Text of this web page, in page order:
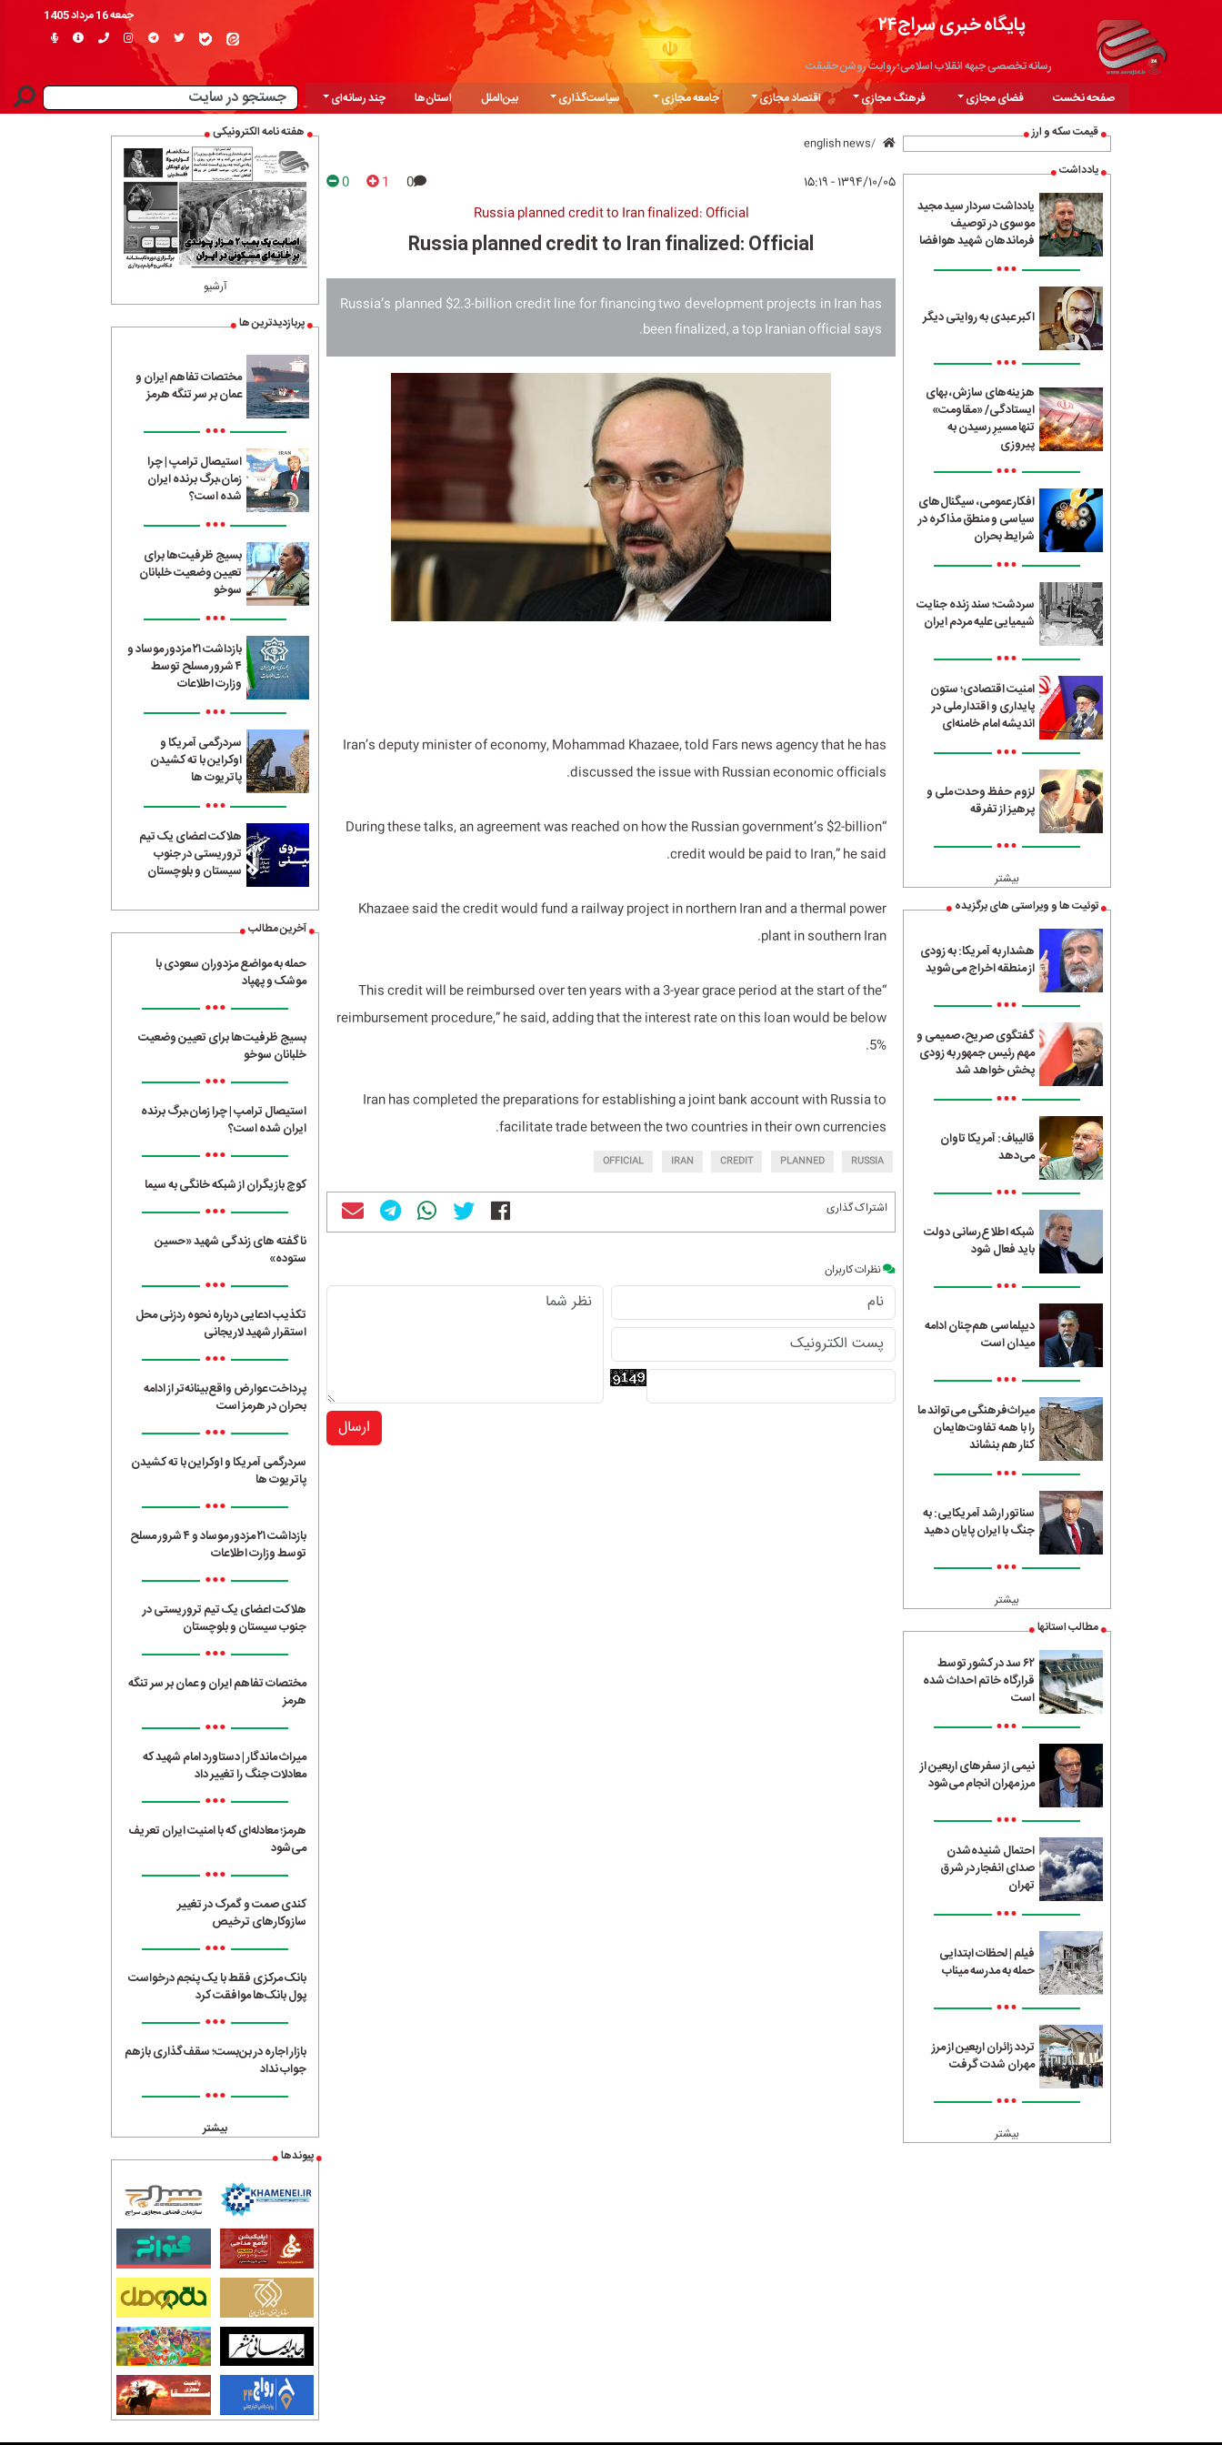
پایگاه خبری سراج۲۴
رسانه تخصصی جبهه انقلاب اسلامی؛ روایت روشن حقیقت
جمعه 16 مرداد 1405
صفحه نخست فضای مجازی فرهنگ مجازی اقتصاد مجازی جامعه مجازی سیاست‌گذاری بین‌الملل استان‌ها
چند رسانه‌ای
قیمت سکه و ارز
یادداشت
یادداشت سردار سید مجید
موسوی در توصیف
فرماندهان شهید هوافضا
•••
اکبر عبدی به روایتی دیگر
•••
هزینه‌های سازش، بهای
ایستادگی/ «مقاومت»
تنها مسیرِ رسیدن به
پیروزی
•••
افکار عمومی، سیگنال‌های
سیاسی و منطق مذاکره در
شرایط بحران
•••
سردشت؛ سند زنده جنایت
شیمیایی علیه مردم ایران
•••
امنیت اقتصادی؛ ستون
پایداری و اقتدار ملی در
اندیشه امام خامنه‌ای
•••
لزوم حفظ وحدت ملی و
پرهیز از تفرقه
•••
بیشتر
توئیت ها و ویراستی های برگزیده
هشدار به آمریکا: به زودی
از منطقه اخراج می‌شوید
•••
گفتگوی صریح، صمیمی و
مهم رئیس جمهور به زودی
پخش خواهد شد
•••
قالیباف: آمریکا تاوان
می‌دهد
•••
شبکه اطلاع‌رسانی دولت
باید فعال شود
•••
دیپلماسی هم‌چنان ادامه
میدان است
•••
میراث‌فرهنگی می‌تواند ما
را با همه تفاوت‌هایمان
کنار هم بنشاند
•••
سناتور ارشد آمریکایی: به
جنگ با ایران پایان دهید
•••
بیشتر
مطالب استانها
۶۲ سد در کشور توسط
قرارگاه خاتم احداث شده
است
•••
نیمی از سفرهای اربعین از
مرز مهران انجام می‌شود
•••
احتمال شنیده‌شدن
صدای انفجار در شرق
تهران
•••
فیلم | لحظات ابتدایی
حمله به مدرسه میناب
•••
تردد زائران اربعین از مرز
مهران شدت گرفت
•••
بیشتر
english news
۱۳۹۴/۱۰/۰۵ - ۱۵:۱۹ 0
1
0
Russia planned credit to Iran finalized: Official
Russia planned credit to Iran finalized: Official
Russia’s planned $2.3-billion credit line for financing two development projects in Iran has
been finalized, a top Iranian official says.
Iran’s deputy minister of economy, Mohammad Khazaee, told Fars news agency that he has
discussed the issue with Russian economic officials.
“During these talks, an agreement was reached on how the Russian government’s $2-billion
credit would be paid to Iran,” he said.
Khazaee said the credit would fund a railway project in northern Iran and a thermal power
plant in southern Iran.
“This credit will be reimbursed over ten years with a 3-year grace period at the start of the
reimbursement procedure,” he said, adding that the interest rate on this loan would be below
5%.
Iran has completed the preparations for establishing a joint bank account with Russia to
facilitate trade between the two countries in their own currencies.
RUSSIA
PLANNED
CREDIT
IRAN
OFFICIAL
اشتراک گذاری
نظرات کاربران
ارسال
هفته نامه الکترونیکی
آرشیو
پربازدیدترین ها
مختصات تفاهم ایران و
عمان بر سر تنگه هرمز
•••
استیصال ترامپ | چرا
زمان،برگ برنده ایران
شده است؟
•••
بسیج ظرفیت‌ها برای
تعیین وضعیت خلبانان
سوخو
•••
بازداشت ۲۱ مزدور موساد و
۴ شرور مسلح توسط
وزارت اطلاعات
•••
سردرگمی آمریکا و
اوکراین با ته کشیدن
پاتریوت ها
•••
هلاکت اعضای یک تیم
تروریستی در جنوب
سیستان و بلوچستان
آخرین مطالب
حمله به مواضع مزدوران سعودی با
موشک و پهپاد
•••
بسیج ظرفیت‌ها برای تعیین وضعیت
خلبانان سوخو
•••
استیصال ترامپ | چرا زمان،برگ برنده
ایران شده است؟
•••
کوچ بازیگران از شبکه خانگی به سیما
•••
ناگفته های زندگی شهید «حسین
ستوده»
•••
تکذیب ادعایی درباره نحوه ردزنی محل
استقرار شهید لاریجانی
•••
پرداخت عوارض واقع‌بینانه‌تر از ادامه
بحران در هرمز است
•••
سردرگمی آمریکا و اوکراین با ته کشیدن
پاتریوت ها
•••
بازداشت ۲۱ مزدور موساد و ۴ شرور مسلح
توسط وزارت اطلاعات
•••
هلاکت اعضای یک تیم تروریستی در
جنوب سیستان و بلوچستان
•••
مختصات تفاهم ایران و عمان بر سر تنگه
هرمز
•••
میراث ماندگار | دستاورد امام شهید که
معادلات جنگ را تغییر داد
•••
هرمز؛ معادله‌ای که با امنیت ایران تعریف
می‌شود
•••
کندی صمت و گمرک در تغییر
سازوکارهای ترخیص
•••
بانک مرکزی فقط با یک‌ پنجم درخواست
پول بانک‌ها موافقت کرد
•••
بازار اجاره در بن‌بست؛ سقف‌گذاری بازهم
جواب نداد
•••
بیشتر
پیوندها